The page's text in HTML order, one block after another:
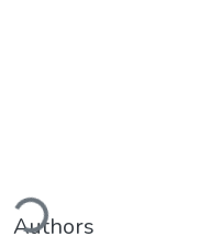
Authors